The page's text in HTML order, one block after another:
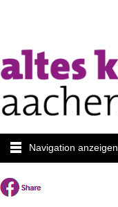
Navigation anzeigen